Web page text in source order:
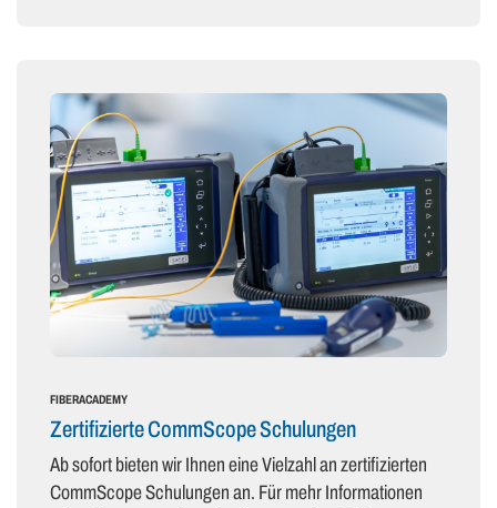
FIBERACADEMY
Zertifizierte CommScope Schulungen
Ab sofort bieten wir Ihnen eine Vielzahl an zertifizierten
CommScope Schulungen an. Für mehr Informationen